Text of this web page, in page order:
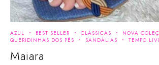
AZUL BEST SELLER CLÁSSICAS NOVA
QUERIDINHAS DOS PÉS
SANDÁLIAS TEMPO
Maiara